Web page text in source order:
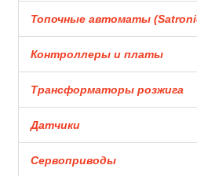
Топочные автоматы
Контроллеры и платы
Трансформаторы розжига
Датчики
Сервоприводы